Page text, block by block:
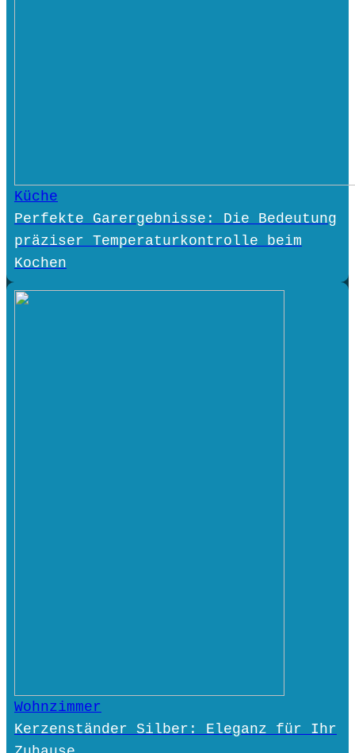
Küche
Perfekte Garergebnisse: Die Bedeutung
präziser Temperaturkontrolle beim
Kochen
Wohnzimmer
Kerzenständer Silber: Eleganz für Ihr